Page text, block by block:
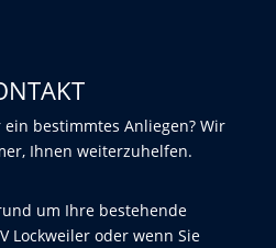
bestimmtes Anliegen? Wir
Ihnen weiterzuhelfen.
um Ihre bestehende
Lockweiler oder wenn Sie